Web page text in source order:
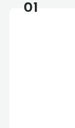
01